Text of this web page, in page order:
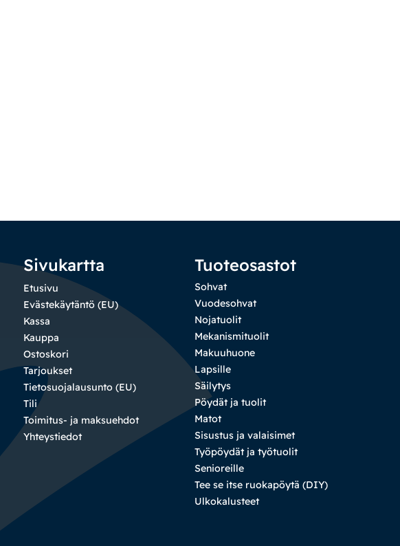
Sivukartta
Etusivu
Evästekäytäntö (EU)
Kassa
Kauppa
Ostoskori
Tarjoukset
Tietosuojalausunto (EU)
Tili
Toimitus- ja maksuehdot
Yhteystiedot
Tuoteosastot
Sohvat
Vuodesohvat
Nojatuolit
Mekanismituolit
Makuuhuone
Lapsille
Säilytys
Pöydät ja tuolit
Matot
Sisustus ja valaisimet
Työpöydät ja työtuolit
Senioreille
Tee se itse ruokapöytä (DIY)
Ulkokalusteet